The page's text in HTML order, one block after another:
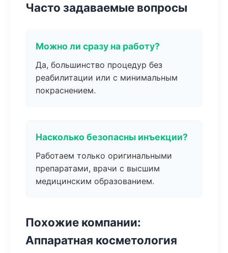
Часто задаваемые вопросы
Можно ли сразу на работу?
Да, большинство процедур без
реабилитации или с минимальным
покраснением.
Насколько безопасны инъекции?
Работаем только оригинальными
препаратами, врачи с высшим
медицинским образованием.
Похожие компании:
Аппаратная косметология